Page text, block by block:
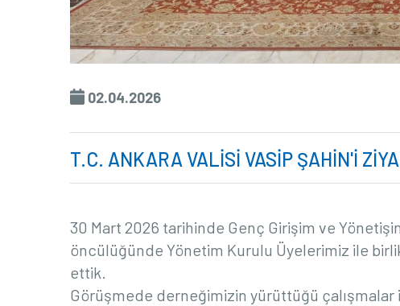
02.04.2026
T.C. ANKARA VALİSİ VASİP ŞAHİN'İ
30 Mart 2026 tarihinde Genç Girişim ve
öncülüğünde Yönetim Kurulu Üyelerimiz ile
ettik.
Görüşmede derneğimizin yürüttüğü